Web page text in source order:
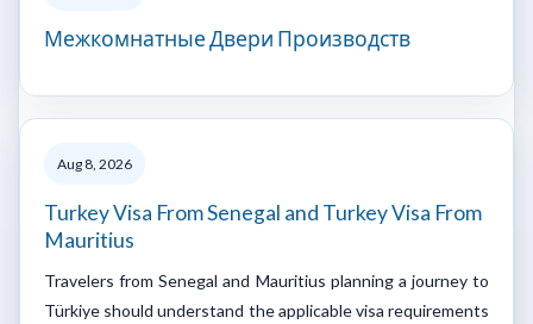
Межкомнатные Двери Производств
Aug 8, 2026
Turkey Visa From Senegal and Turkey Visa From
Mauritius
Travelers from Senegal and Mauritius planning a journey to
Türkiye should understand the applicable visa requirements